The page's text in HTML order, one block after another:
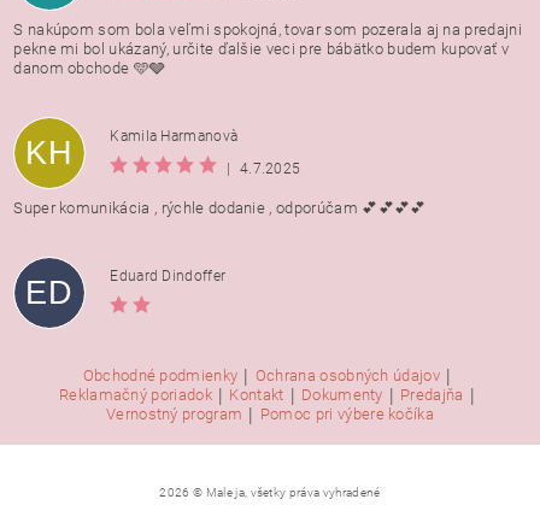
S nakúpom som bola veľmi spokojná, tovar som pozerala aj na predajni
pekne mi bol ukázaný, určite ďalšie veci pre bábätko budem kupovať v
danom obchode 🩵🩶
KH
Kamila Harmanovà
|
4.7.2025
Super komunikácia , rýchle dodanie , odporúčam 💕💕💕💕
ED Eduard Dindoffer
Obchodné podmienky | Ochrana osobných údajov |
Reklamačný poriadok | Kontakt | Dokumenty | Predajňa |
Vernostný program | Pomoc pri výbere kočíka
2026 © Male ja, všetky práva vyhradené